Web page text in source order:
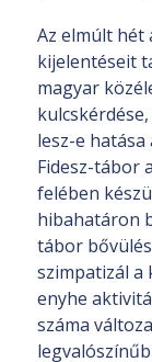
Az elmúlt hét
kijelentéseit
magyar
lesz-e
Fidesz-tábor
felében
hibahatáron
tábor
szimpatizál a
enyhe
száma